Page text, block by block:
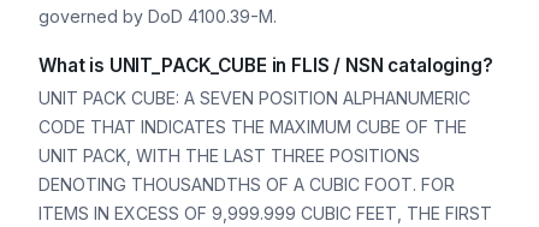
governed by DoD 4100.39-M.
What is UNIT_PACK_CUBE in FLIS / NSN cataloging?
UNIT PACK CUBE: A SEVEN POSITION ALPHANUMERIC
CODE THAT INDICATES THE MAXIMUM CUBE OF THE
UNIT PACK, WITH THE LAST THREE POSITIONS
DENOTING THOUSANDTHS OF A CUBIC FOOT. FOR
ITEMS IN EXCESS OF 9,999.999 CUBIC FEET, THE FIRST